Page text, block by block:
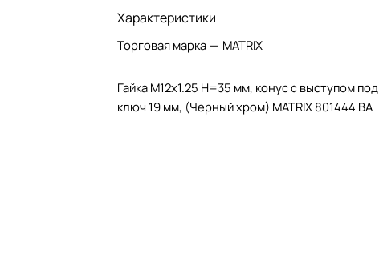
Характеристики
Торговая марка — MATRIX
Гайка М12х1.25 Н=35 мм, конус с выступом под
ключ 19 мм, (Черный хром) MATRIX 801444 BA